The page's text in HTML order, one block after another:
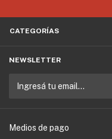
CATEGORÍAS
NEWSLETTER
Medios de pago